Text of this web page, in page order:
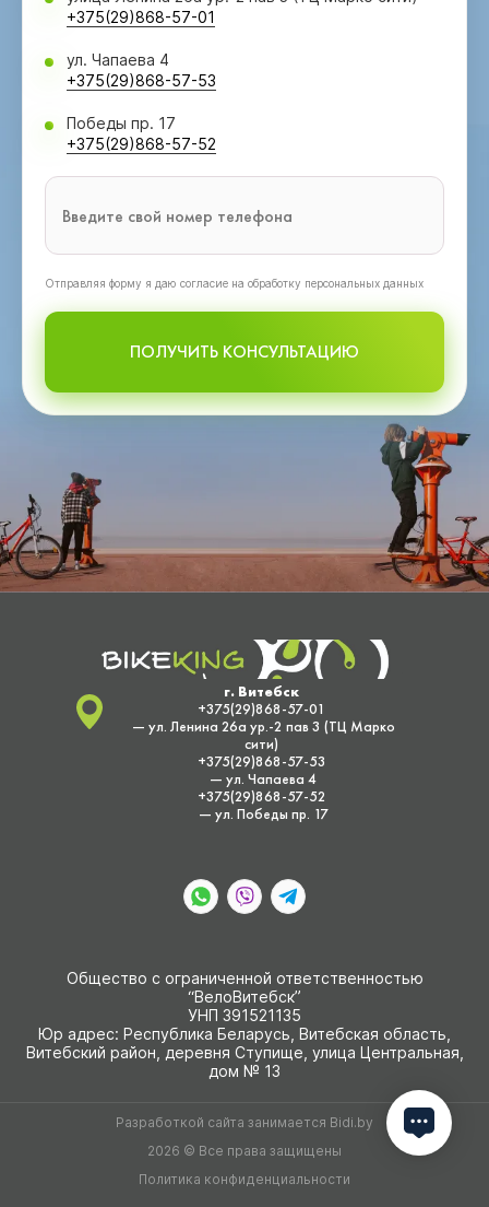
+375(29)868-57-01
ул. Чапаева 4
+375(29)868-57-53
Победы пр. 17
+375(29)868-57-52
Oтправляя форму я даю согласие на обработку персональных данных
ПОЛУЧИТЬ КОНСУЛЬТАЦИЮ
г. Витебск
+375(29)868-57-01
— ул. Ленина 26а ур.-2 пав 3 (ТЦ Марко
сити)
+375(29)868-57-53
— ул. Чапаева 4
+375(29)868-57-52
— ул. Победы пр. 17
Общество с ограниченной ответственностью
“ВелоВитебск”
УНП 391521135
Юр адрес: Республика Беларусь, Витебская область,
Витебский район, деревня Ступище, улица Центральная,
дом № 13
Разработкой сайта занимается Bidi.by
2026 © Все права защищены
Политика конфиденциальности